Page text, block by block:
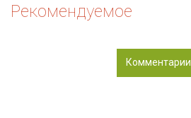
Рекомендуемое
Комментарии